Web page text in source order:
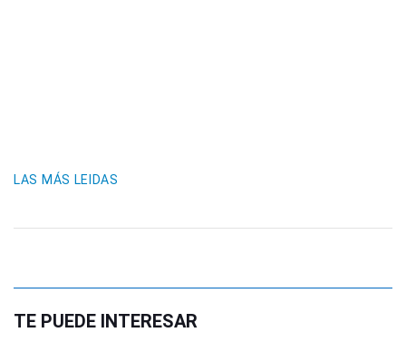
LAS MÁS LEIDAS
TE PUEDE INTERESAR